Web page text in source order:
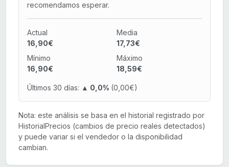
recomendamos esperar.
Actual
16,90€
Media
17,73€
Mínimo
16,90€
Máximo
18,59€
Últimos 30 días: ▲ 0,0% (0,00€)
Nota: este análisis se basa en el historial registrado por
HistorialPrecios (cambios de precio reales detectados)
y puede variar si el vendedor o la disponibilidad
cambian.